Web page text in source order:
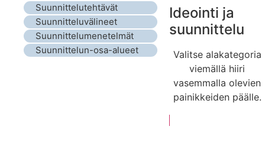
Suunnittelutehtävät
Suunnitteluvälineet
Suunnittelumenetelmät
Suunnittelun-osa-alueet
Ideointi ja
suunnittelu
Valitse alakategoria
viemällä hiiri
vasemmalla olevien
painikkeiden päälle.